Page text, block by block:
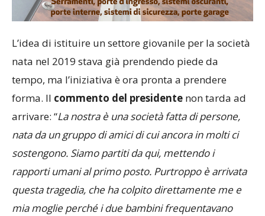
L’idea di istituire un settore giovanile per la società
nata nel 2019 stava già prendendo piede da
tempo, ma l’iniziativa è ora pronta a prendere
forma. Il commento del presidente non tarda ad
arrivare: “La nostra è una società fatta di persone,
nata da un gruppo di amici di cui ancora in molti ci
sostengono. Siamo partiti da qui, mettendo i
rapporti umani al primo posto. Purtroppo è arrivata
questa tragedia, che ha colpito direttamente me e
mia moglie perché i due bambini frequentavano